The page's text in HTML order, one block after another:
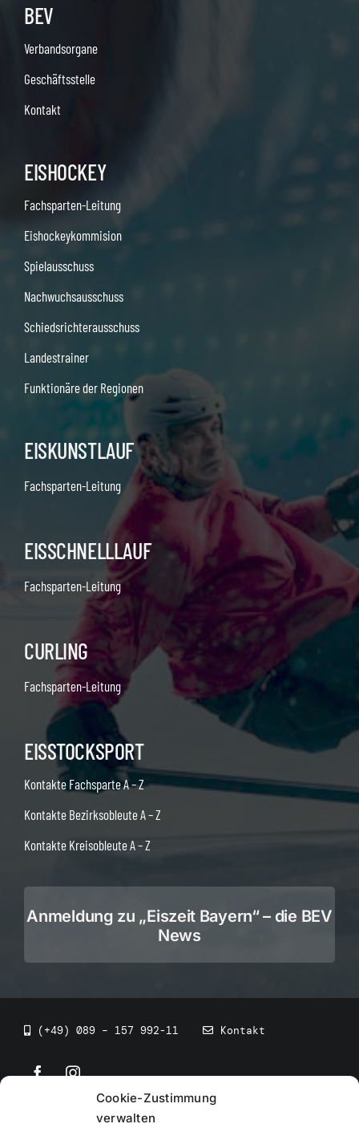
Cookie-Zustimmung
verwalten
BEV
Verbandsorgane
Geschäftsstelle
Kontakt
EISHOCKEY
Fachsparten-Leitung
Eishockeykommision
Spielausschuss
Nachwuchsausschuss
Schiedsrichterausschuss
Landestrainer
Funktionäre der Regionen
EISKUNSTLAUF
Fachsparten-Leitung
EISSCHNELLLAUF
Fachsparten-Leitung
CURLING
Fachsparten-Leitung
EISSTOCKSPORT
Kontakte Fachsparte A – Z
Kontakte Bezirksobleute A – Z
Kontakte Kreisobleute A – Z
Anmeldung zu „Eiszeit Bayern“ – die BEV
News
(+49) 089 – 157 992-11 Kontakt
• BEV Bayerischer Eissportverband